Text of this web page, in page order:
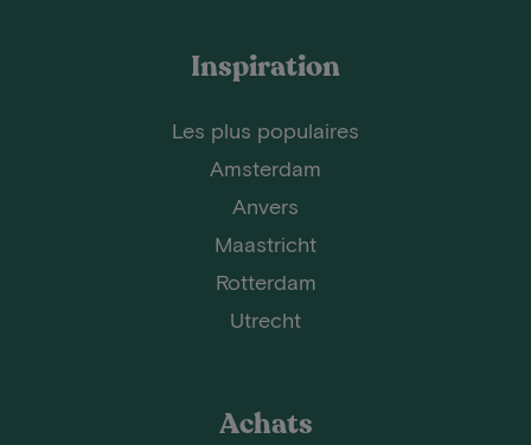
Inspiration
Les plus populaires
Amsterdam
Anvers
Maastricht
Rotterdam
Utrecht
Achats